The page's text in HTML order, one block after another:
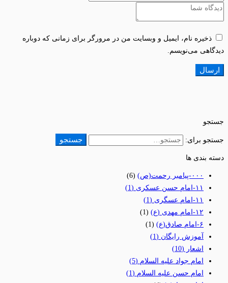
ذخیره نام، ایمیل و وبسایت من در مرورگر برای زمانی که دوباره
دیدگاهی می‌نویسم.
جستجو
جستجو برای: جستجو
دسته بندی ها
٠٠٠-پیامبر رحمت(ص)
(6)
١١-امام حسن عسکری
(1)
١١-امام عسگری
(1)
١٢-امام مهدی (ع)
(1)
۶-امام صادق(ع)
(1)
آموزش رایگان (1)
اشعار (10)
امام جواد علیه السلام (5)
امام حسن علیه السلام (1)